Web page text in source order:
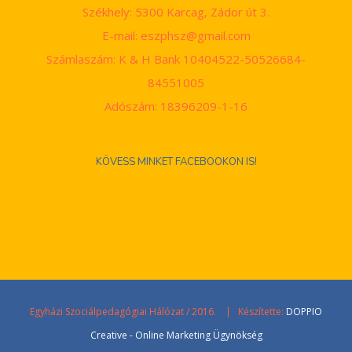
Székhely: 5300 Karcag, Zádor út 3.
E-mail: eszphsz@gmail.com
Számlaszám: K & H Bank 10404522-50526684-
84551005
Adószám: 18396209-1-16
KÖVESS MINKET FACEBOOKON IS!
Egyházi Szociálpedagógiai Hálózat / 2016. | Készítette: DOPPIO
Creative - Online Marketing Ügynökség